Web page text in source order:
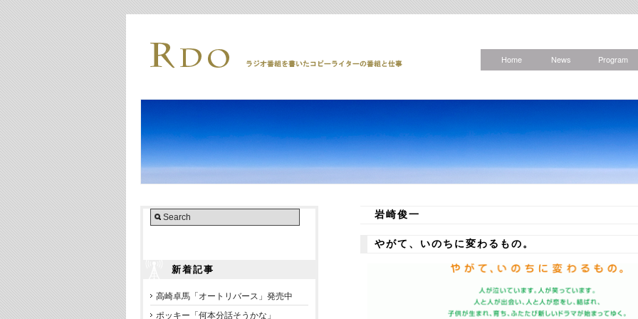
Home News Program
新着記事
高崎卓馬「オートリバース」発売中
ポッキー「何本分話そうかな」
岩崎俊一
やがて、いのちに変わるもの。